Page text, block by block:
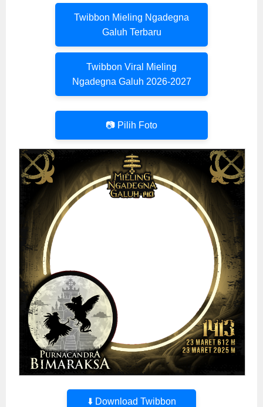
Twibbon Mieling Ngadegna
Galuh Terbaru
Twibbon Viral Mieling
Ngadegna Galuh 2026-2027
📷 Pilih Foto
⬇️ Download Twibbon